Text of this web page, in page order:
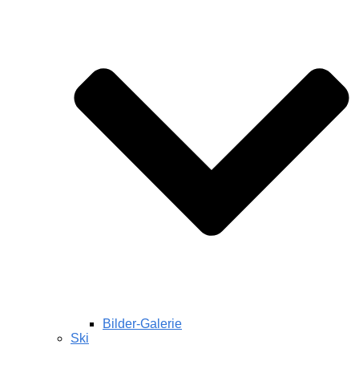
Bilder-Galerie
Ski